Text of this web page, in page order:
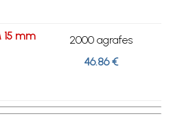
15 mm
2000 agrafes
46.86 €